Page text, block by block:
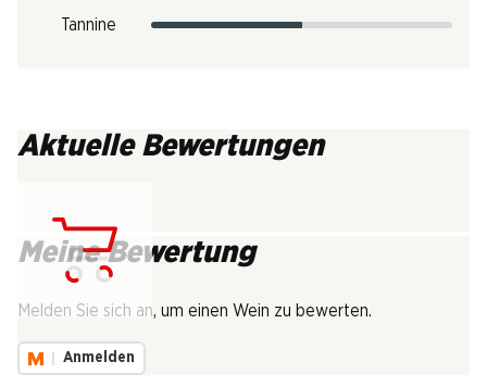
Tannine
Aktuelle Bewertungen
Meine Bewertung
Melden Sie sich an, um einen Wein zu bewerten.
Anmelden